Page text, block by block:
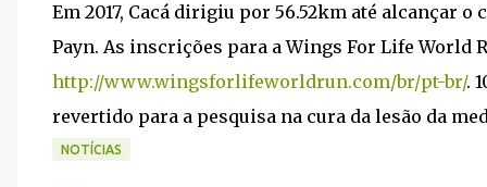
Em 2017, Cacá dirigiu por 56.52km até alcançar
Payn. As inscrições para a Wings For Life World
http://www.wingsforlifeworldrun.com/br/pt-br/.
revertido para a pesquisa na cura da lesão da
NOTÍCIAS